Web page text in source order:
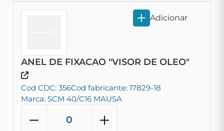
ANEL DE FIXACAO "VISOR DE OLEO"
Cod CDC: 356Cod fabricante: 17829-18
Marca: SCM 40/C16 MAUSA
Adicionar